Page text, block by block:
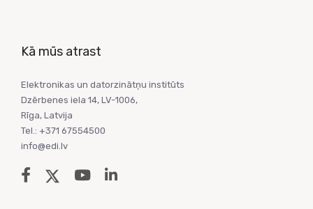
Kā mūs atrast
Elektronikas un datorzinātņu institūts
Dzērbenes iela 14, LV-1006,
Rīga, Latvija
Tel.: +371 67554500
info@edi.lv